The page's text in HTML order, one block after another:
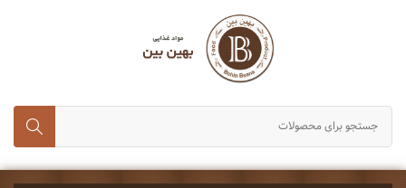
رب، تن ماهی و کنسروجات
چای,قند و شکر
خشکبار